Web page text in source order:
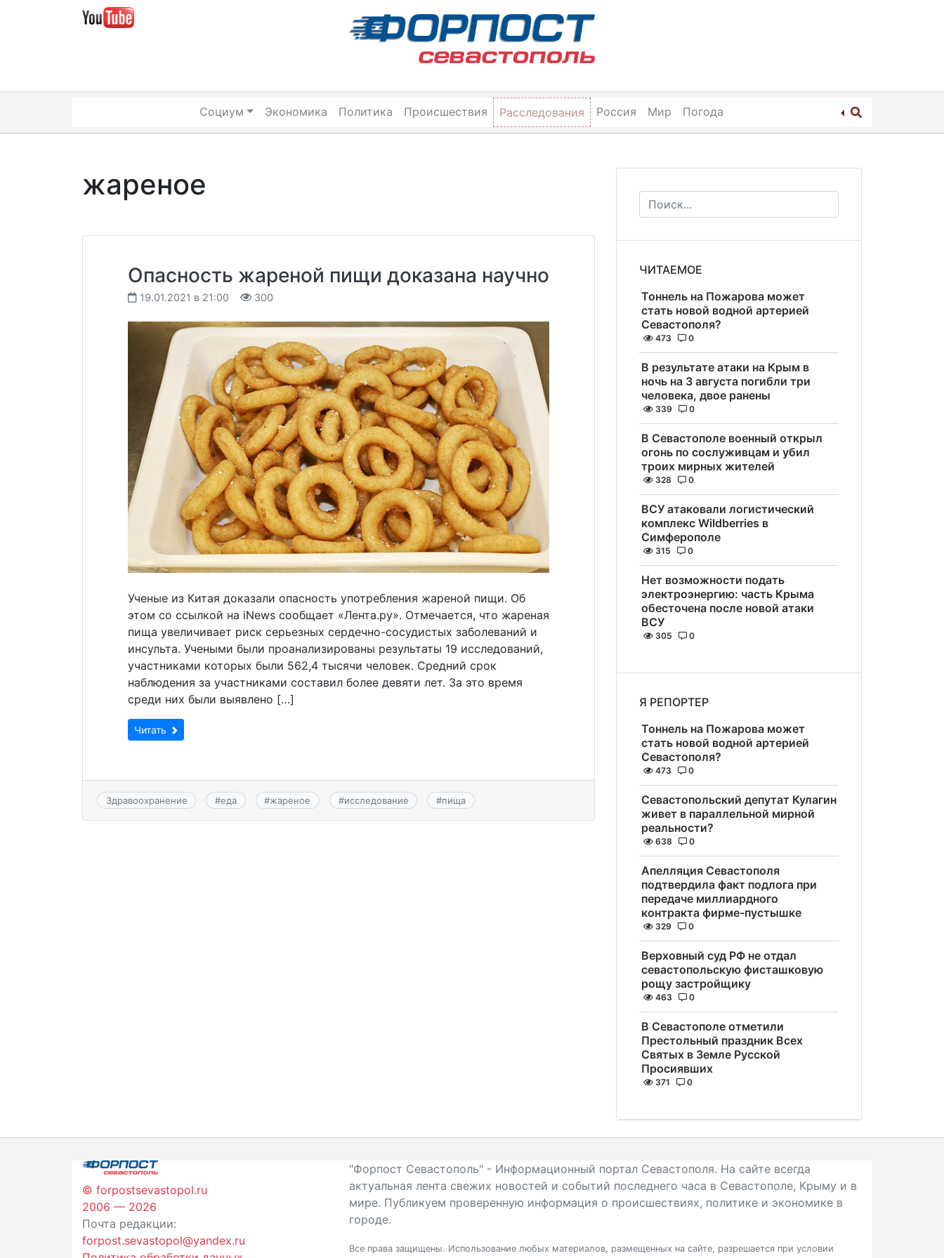
Социум Экономика Политика Происшествия Расследования Россия Мир Погода
жареное
Опасность жареной пищи доказана научно
19.01.2021 в 21:00 300
Ученые из Китая доказали опасность употребления жареной пищи. Об
этом со ссылкой на iNews сообщает «Лента.ру». Отмечается, что жареная
пища увеличивает риск серьезных сердечно-сосудистых заболеваний и
инсульта. Учеными были проанализированы результаты 19 исследований,
участниками которых были 562,4 тысячи человек. Средний срок
наблюдения за участниками составил более девяти лет. За это время
среди них были выявлено […]
Читать
Здравоохранение #еда #жареное #исследование #пища
ЧИТАЕМОЕ
Тоннель на Пожарова может
стать новой водной артерией
Севастополя?
473 0
В результате атаки на Крым в
ночь на 3 августа погибли три
человека, двое ранены
339 0
В Севастополе военный открыл
огонь по сослуживцам и убил
троих мирных жителей
328 0
ВСУ атаковали логистический
комплекс Wildberries в
Симферополе
315 0
Нет возможности подать
электроэнергию: часть Крыма
обесточена после новой атаки
ВСУ
305 0
Я РЕПОРТЕР
Тоннель на Пожарова может
стать новой водной артерией
Севастополя?
473 0
Севастопольский депутат Кулагин
живет в параллельной мирной
реальности?
638 0
Апелляция Севастополя
подтвердила факт подлога при
передаче миллиардного
контракта фирме-пустышке
329 0
Верховный суд РФ не отдал
севастопольскую фисташковую
рощу застройщику
463 0
В Севастополе отметили
Престольный праздник Всех
Святых в Земле Русской
Просиявших
371 0
© forpostsevastopol.ru
2006 — 2026
Почта редакции:
forpost.sevastopol@yandex.ru
"Форпост Севастополь" - Информационный портал Севастополя. На сайте всегда
актуальная лента свежих новостей и событий последнего часа в Севастополе, Крыму и в
мире. Публикуем проверенную информация о происшествиях, политике и экономике в
городе.
Все права защищены. Использование любых материалов, размещенных на сайте, разрешается при условии